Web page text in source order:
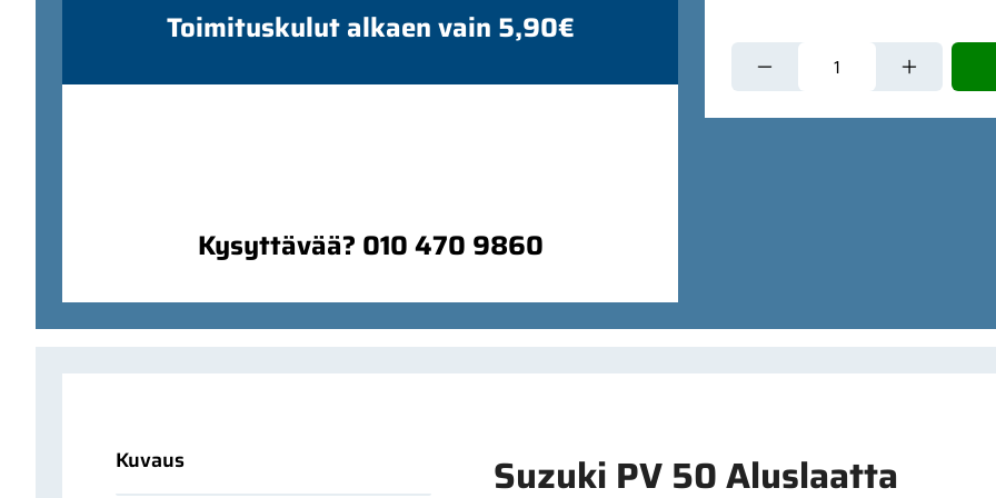
Toimituskulut alkaen vain 5,90€
Kysyttävää? 010 470 9860
Kuvaus
Suzuki PV 50 Aluslaatta